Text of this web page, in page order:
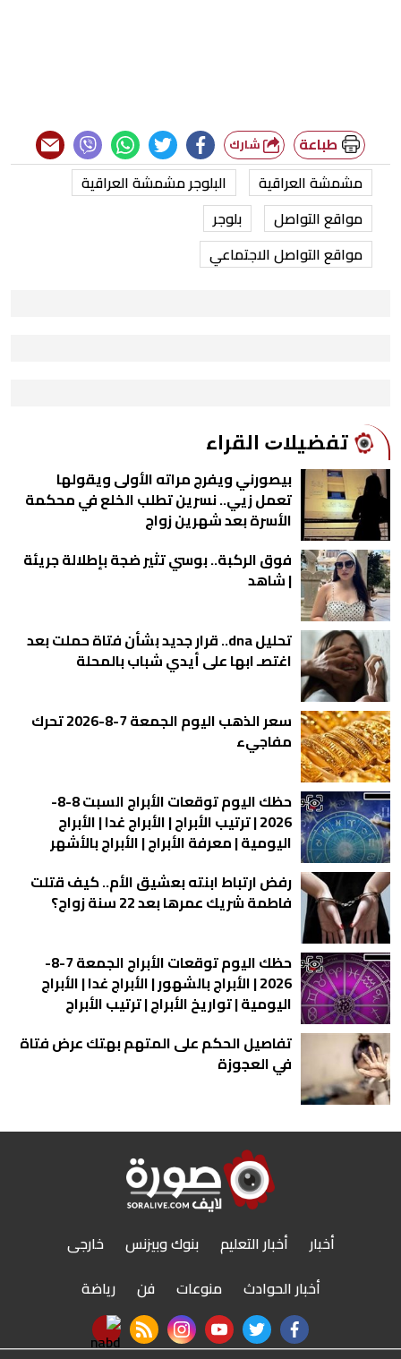
طباعة
مشمشة العراقية
البلوجر مشمشة العراقية
مواقع التواصل
بلوجر
مواقع التواصل الاجتماعي
ﺗﻔﻀﻴﻼﺕ اﻟﻘﺮاء
بيصورني ويفرج مراته الأولى ويقولها
تعمل زيي.. نسرين تطلب الخلع في محكمة
الأسرة بعد شهرين زواج
فوق الركبة.. بوسي تثير ضجة بإطلالة جريئة
| شاهد
تحليل dna.. قرار جديد بشأن فتاة حملت بعد
اغتصـ ابها على أيدي شباب بالمحلة
سعر الذهب اليوم الجمعة 7-8-2026 تحرك
مفاجيء
حظك اليوم توقعات الأبراج السبت 8-8-
2026 | ترتيب الأبراج | الأبراج غدا | الأبراج
اليومية | معرفة الأبراج | الأبراج بالأشهر
رفض ارتباط ابنته بعشيق الأم.. كيف قتلت
فاطمة شريك عمرها بعد 22 سنة زواج؟
حظك اليوم توقعات الأبراج الجمعة 7-8-
2026 | الأبراج بالشهور | الأبراج غدا | الأبراج
اليومية | تواريخ الأبراج | ترتيب الأبراج
تفاصيل الحكم على المتهم بهتك عرض فتاة
في العجوزة
أخبار أخبار التعليم بنوك وبيزنس
خارجى
أخبار الحوادث
منوعات فن
رياضة
facebook
twitter
youtube
instagram
rss feed
nabd app